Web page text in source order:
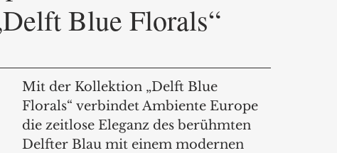
Blue Florals“
Mit der Kollektion „Delft Blue
Florals“ verbindet Ambiente Europe
die zeitlose Eleganz des berühmten
Delfter Blau mit einem modernen